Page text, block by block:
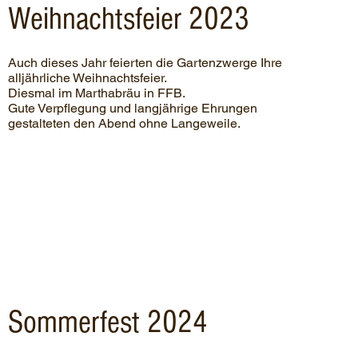
Weihnachtsfeier 2023
Auch dieses Jahr feierten die Gartenzwerge Ihre
alljährliche Weihnachtsfeier.
Diesmal im Marthabräu in FFB.
Gute Verpflegung und langjährige Ehrungen
gestalteten den Abend ohne Langeweile.
Sommerfest 2024